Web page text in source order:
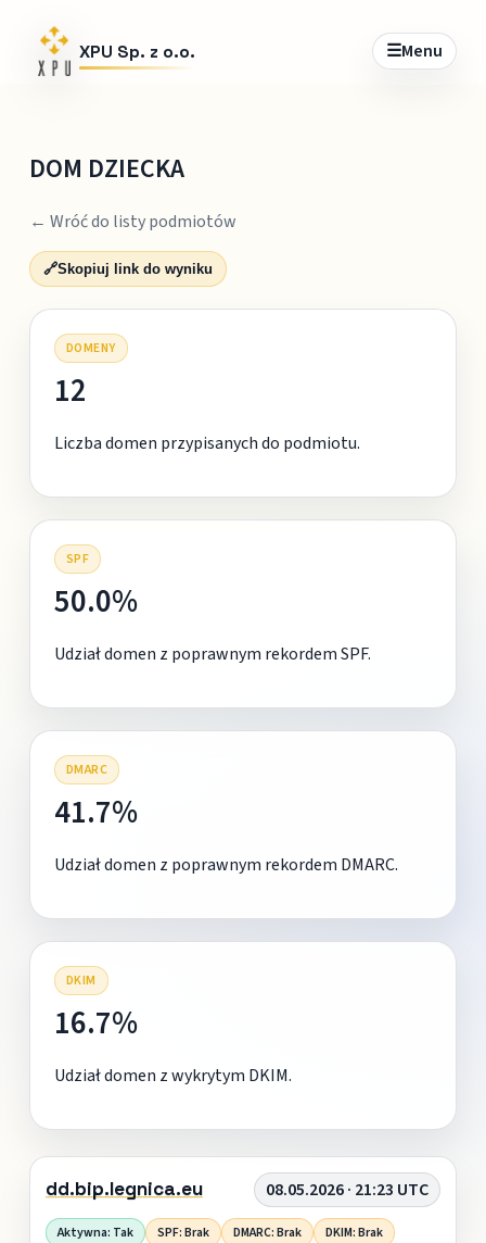
XPU Sp. z o.o. ☰Menu
DOM DZIECKA
← Wróć do listy podmiotów
🔗Skopiuj link do wyniku
DOMENY
12
Liczba domen przypisanych do podmiotu.
SPF
50.0%
Udział domen z poprawnym rekordem SPF.
DMARC
41.7%
Udział domen z poprawnym rekordem DMARC.
DKIM
16.7%
Udział domen z wykrytym DKIM.
dd.bip.legnica.eu 08.05.2026 · 21:23 UTC
Aktywna: Tak SPF: Brak DMARC: Brak DKIM: Brak